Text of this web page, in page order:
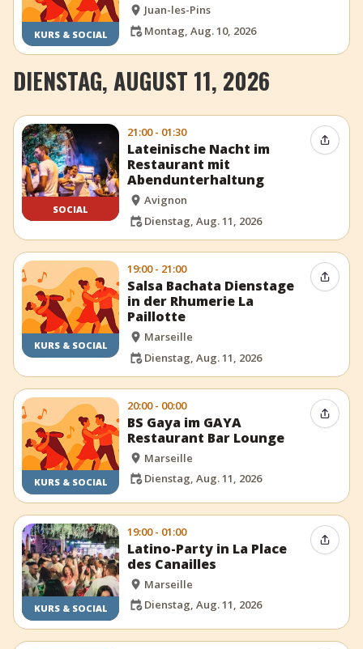
KURS & SOCIAL
Juan-les-Pins
Montag, Aug. 10, 2026
DIENSTAG, AUGUST 11, 2026
SOCIAL
21:00 - 01:30
Lateinische Nacht im
Restaurant mit
Abendunterhaltung
Avignon
Dienstag, Aug. 11, 2026
Event
KURS & SOCIAL
19:00 - 21:00
Salsa Bachata Dienstage
in der Rhumerie La
Paillotte
Marseille
Dienstag, Aug. 11, 2026
Event
KURS & SOCIAL
20:00 - 00:00
BS Gaya im GAYA
Restaurant Bar Lounge
Marseille
Dienstag, Aug. 11, 2026
Event
KURS & SOCIAL
19:00 - 01:00
Latino-Party in La Place
des Canailles
Marseille
Dienstag, Aug. 11, 2026
Event